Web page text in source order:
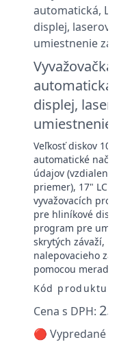
Vyvažovačka
automatická,
displej,
umiestnenie
Veľkosť diskov
automatické
údajov
priemer), 17" LCD
vyvažovacích
pre hliníkové
program pre
skrytých závaží,
nalepovacieho
pomocou
Kód produktu:
Cena s DPH:
🔴 Vypredané